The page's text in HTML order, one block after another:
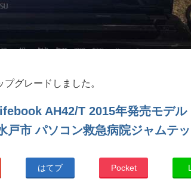
グレードしました。
AH42/T 2015年発売モデル
戸市 パソコン救急病院ジャムテ
はてブ Pocket